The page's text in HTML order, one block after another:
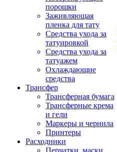
порошки
Заживляющая
пленка для тату
Средства ухода за
татуировкой
Средства ухода за
татуажем
Охлаждающие
средства
Трансфер
Трансферная бумага
Трансферные крема
и гели
Маркеры и чернила
Принтеры
Расходники
Перчатки, маски,